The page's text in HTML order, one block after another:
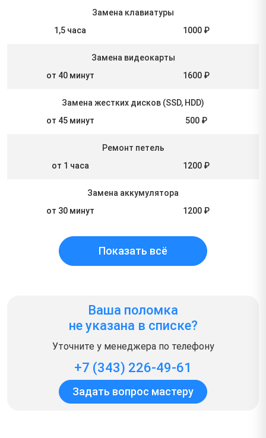
Замена клавиатуры
1,5 часа
1000 ₽
Замена видеокарты
от 40 минут
1600 ₽
Замена жестких дисков (SSD, HDD)
от 45 минут
500 ₽
Ремонт петель
от 1 часа
1200 ₽
Замена аккумулятора
от 30 минут
1200 ₽
Показать всё
Ваша поломка
не указана в списке?
Уточните у менеджера по телефону
+7 (343) 226-49-61
Задать вопрос мастеру